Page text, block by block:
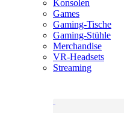
Konsolen
Games
Gaming-Tische
Gaming-Stühle
Merchandise
VR-Headsets
Streaming